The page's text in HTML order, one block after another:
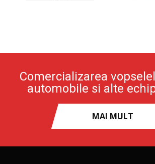
Comercializarea
automobile si alte
MAI MULT